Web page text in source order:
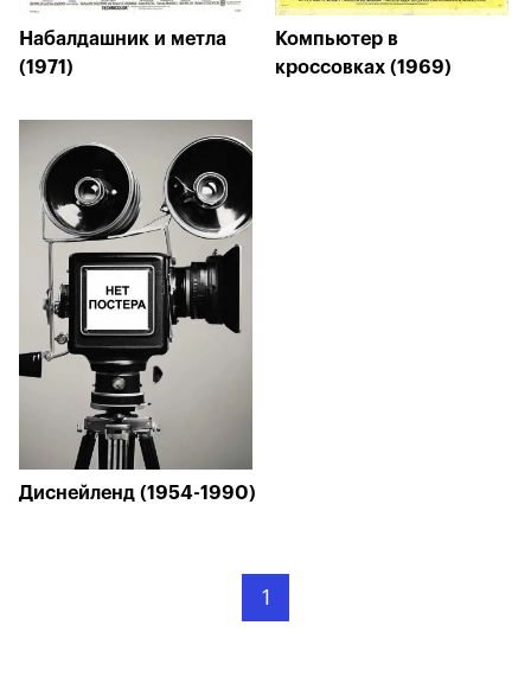
Набалдашник и метла
(1971)
Компьютер в
кроссовках (1969)
Диснейленд (1954-1990)
1